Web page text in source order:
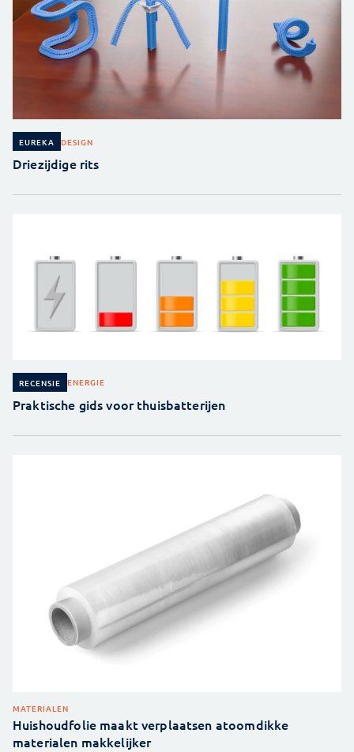
EUREKA DESIGN
Driezijdige rits
RECENSIE ENERGIE
Praktische gids voor thuisbatterijen
MATERIALEN
Huishoudfolie maakt verplaatsen atoomdikke
materialen makkelijker